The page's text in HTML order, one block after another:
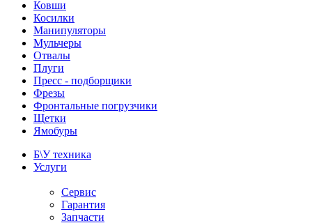
Ковши
Косилки
Манипуляторы
Мульчеры
Отвалы
Плуги
Пресс - подборщики
Фрезы
Фронтальные погрузчики
Щетки
Ямобуры
Б\У техника
Услуги
Сервис
Гарантия
Запчасти